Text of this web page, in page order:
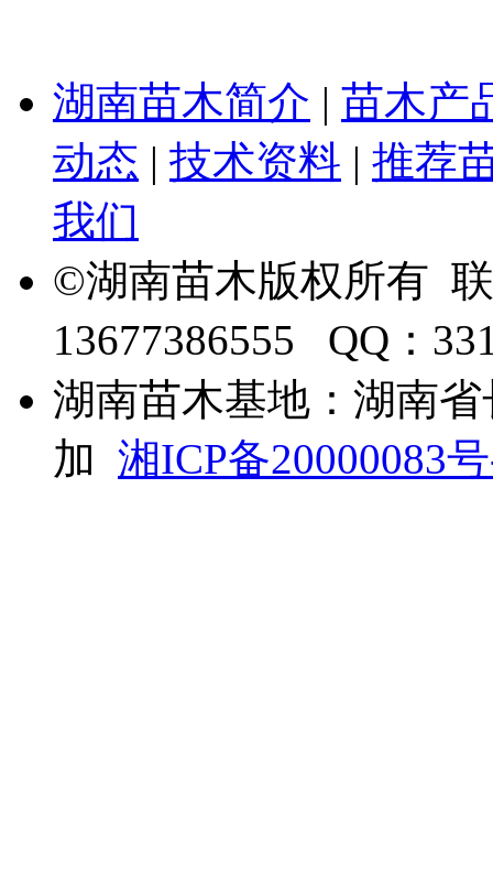
湖南苗木简介 | 苗木产
动态 | 技术资料 | 推荐
我们
©湖南苗木版权所有
13677386555 QQ：
湖南苗木基地：湖南
加 湘ICP备20000083